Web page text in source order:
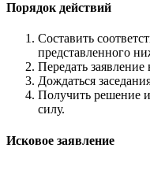
Порядок действий
Составить
представленного
Передать
Дождаться
Получить решение
силу.
Исковое заявление